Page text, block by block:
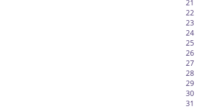
21
22
23
24
25
26
27
28
29
30
31